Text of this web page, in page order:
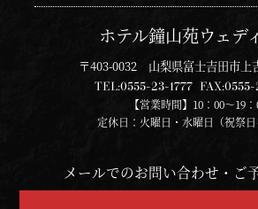
ホテル鐘山苑ウェデ
〒403-0032 山梨県富士吉田市上
TEL:0555-23-1777 FAX:
【営業時間】10：00～19
定休日：火曜日・水曜日（祝祭日
メールでのお問い合わせ・ご